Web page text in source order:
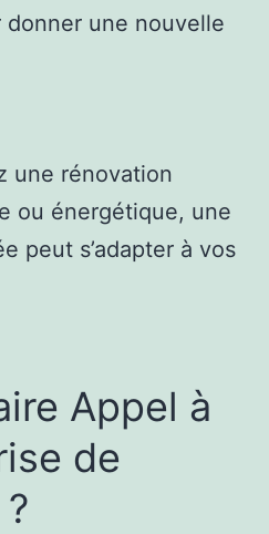
une nouvelle
une rénovation
ou énergétique, une
peut s’adapter à vos
Appel à
de